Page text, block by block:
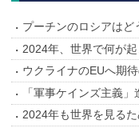
プーチンのロシアは
2024年、世界で何が
ウクライナのEUへ期
「軍事ケインズ主義
2024年も世界を見る